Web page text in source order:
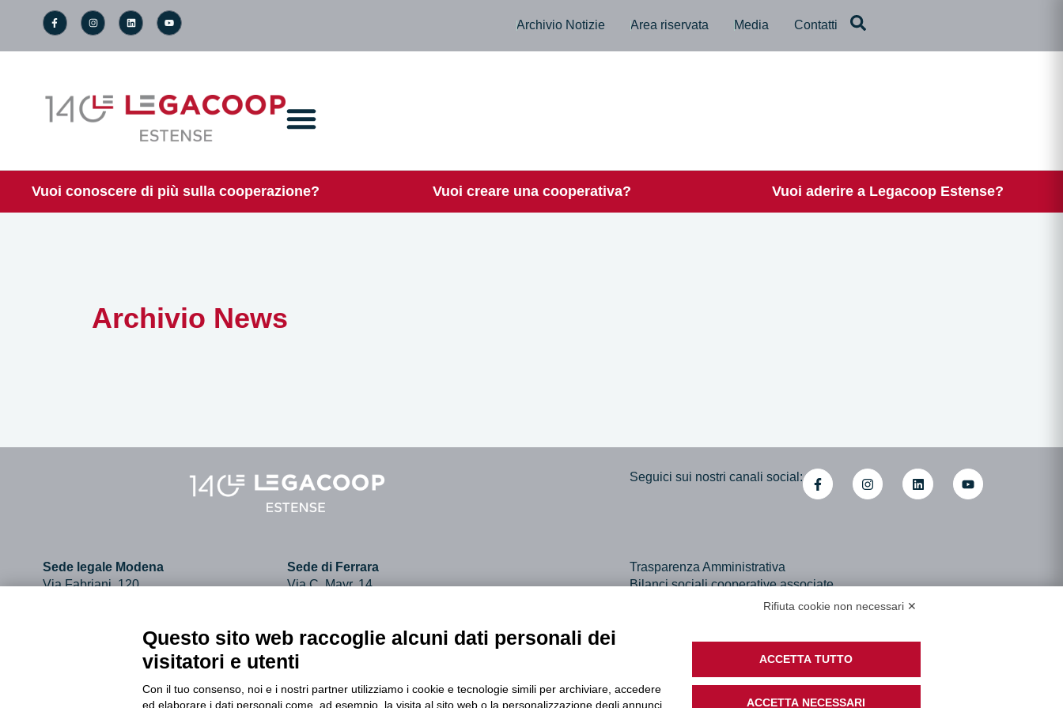
Archivio Notizie Area riservata Media Contatti
Vuoi conoscere di più sulla cooperazione? Vuoi creare una cooperativa? Vuoi aderire a Legacoop Estense?
Archivio News
Seguici sui nostri canali social:
Sede legale Modena
Via Fabriani, 120
Sede di Ferrara
Via C. Mayr, 14
Trasparenza Amministrativa
Bilanci sociali cooperative associate
Dichiarazione di AccessibilitàRifiuta cookie non necessari ✕
Questo sito web raccoglie alcuni dati personali dei
visitatori e utenti
Con il tuo consenso, noi e i nostri partner utilizziamo i cookie e tecnologie simili per archiviare, accedere
ed elaborare i dati personali come, ad esempio, la visita al sito web o la personalizzazione degli annunci.
ACCETTA TUTTO
ACCETTA NECESSARI